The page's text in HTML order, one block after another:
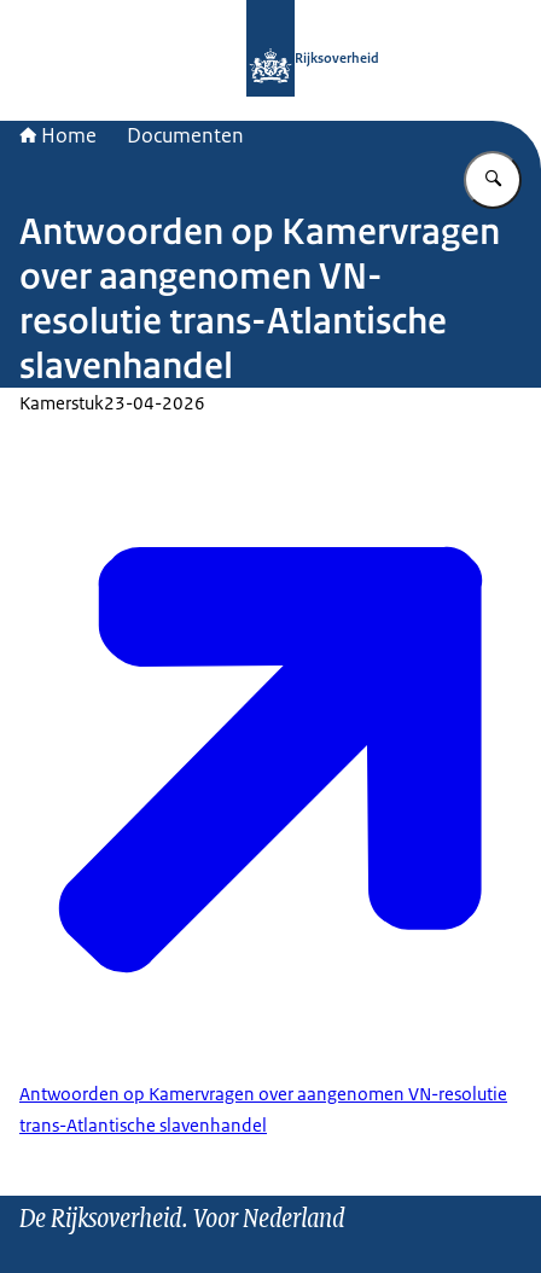
Rijksoverheid
Home Documenten
Antwoorden op Kamervragen
over aangenomen VN-
resolutie trans-Atlantische
slavenhandel
Kamerstuk23-04-2026
Antwoorden op Kamervragen over aangenomen VN-resolutie
trans-Atlantische slavenhandel
De Rijksoverheid. Voor Nederland